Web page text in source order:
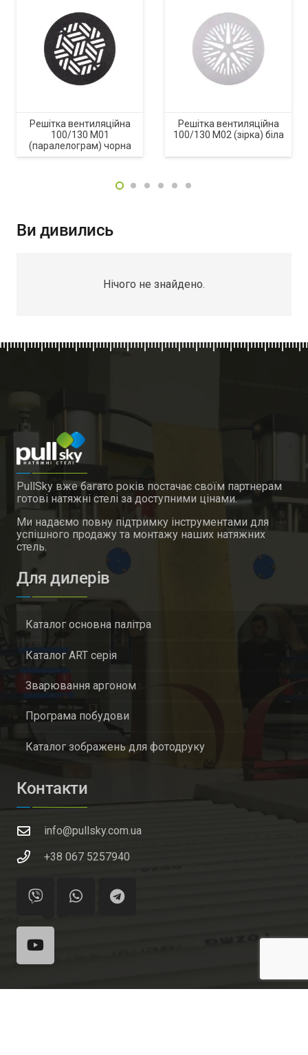
Решітка вентиляційна
100/130 M01
(паралелограм) чорна
Решітка вентиляційна
100/130 M02 (зірка) біла
Ви дивились
Нічого не знайдено.
PullSky вже багато років постачає своїм партнерам
готові натяжні стелі за доступними цінами.
Ми надаємо повну підтримку інструментами для
успішного продажу та монтажу наших натяжних
стель.
Для дилерів
Каталог основна палітра
Каталог ART серія
Зварювання аргоном
Програма побудови
Каталог зображень для фотодруку
Контакти
info@pullsky.com.ua
+38 067 5257940